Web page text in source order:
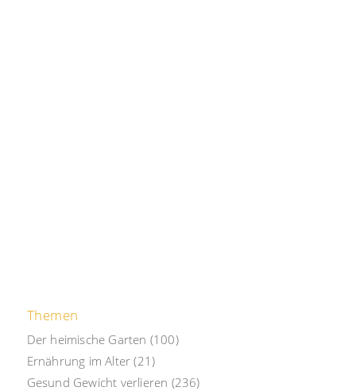
Themen
Der heimische Garten (100)
Ernährung im Alter (21)
Gesund Gewicht verlieren (236)